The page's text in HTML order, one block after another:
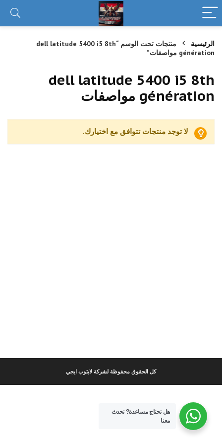
الرئيسية
منتجات تحت الوسم “dell latitude 5400 i5 8th
génération مواصفات”
dell latitude 5400 i5 8th
génération مواصفات
لا توجد منتجات تتوافق مع اختيارك.
كل الحقوق محفوظة لشركة لابتوب ايجي
هل تحتاج مساعدة?تحدث
معنا